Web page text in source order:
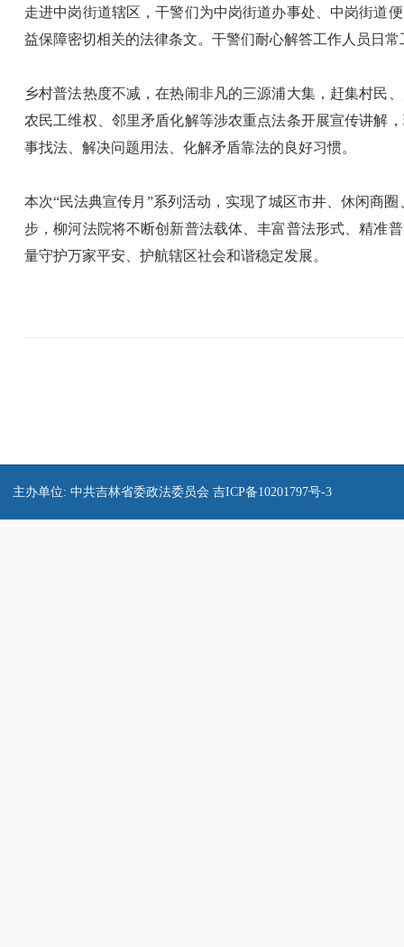
走进中岗街道辖区，干警们为中岗街道办事处、中岗街道
益保障密切相关的法律条文。干警们耐心解答工作人员日
乡村普法热度不减，在热闹非凡的三源浦大集，赶集村民
农民工维权、邻里矛盾化解等涉农重点法条开展宣传讲解
事找法、解决问题用法、化解矛盾靠法的良好习惯。
本次“民法典宣传月”系列活动，实现了城区市井、休闲商
步，柳河法院将不断创新普法载体、丰富普法形式、精准
量守护万家平安、护航辖区社会和谐稳定发展。
主办单位: 中共吉林省委政法委员会 吉ICP备10201797号-3